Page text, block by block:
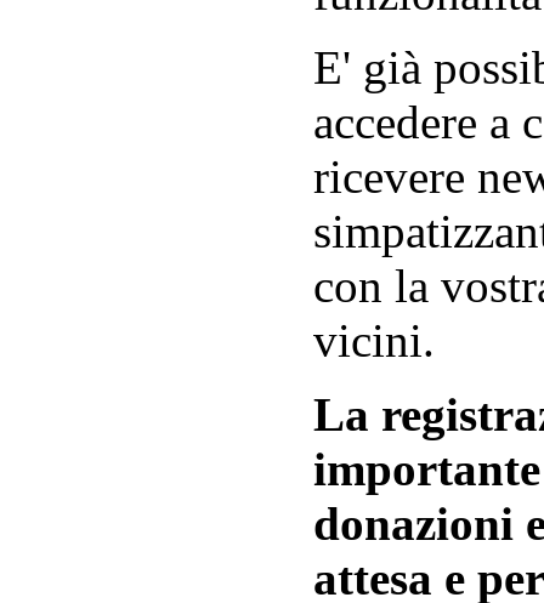
E' già
accedere a
ricevere
con la
vicini.
La
donazioni
attesa e